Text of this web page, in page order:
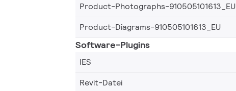
Product-Photographs-910505101613_EU
Product-Diagrams-910505101613_EU
Software-Plugins
IES
Revit-Datei